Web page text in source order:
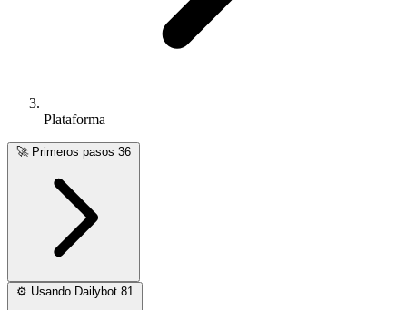
Plataforma
🚀 Primeros pasos 36
⚙️ Usando Dailybot 81